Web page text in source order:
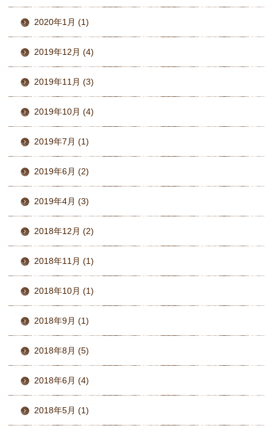
2020年1月 (1)
2019年12月 (4)
2019年11月 (3)
2019年10月 (4)
2019年7月 (1)
2019年6月 (2)
2019年4月 (3)
2018年12月 (2)
2018年11月 (1)
2018年10月 (1)
2018年9月 (1)
2018年8月 (5)
2018年6月 (4)
2018年5月 (1)